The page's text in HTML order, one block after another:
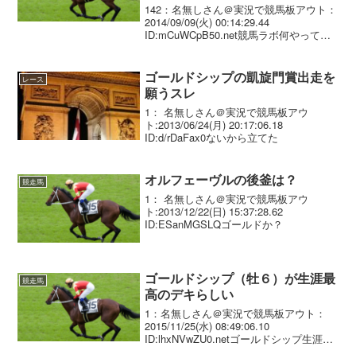
142：名無しさん＠実況で競馬板アウト：
2014/09/09(火) 00:14:29.44
ID:mCuWCpB50.net競馬ラボ何やってる
レース
ゴールドシップの凱旋門賞出走を
願うスレ
1： 名無しさん＠実況で競馬板アウ
ト:2013/06/24(月) 20:17:06.18
ID:d/rDaFax0ないから立てた
競走馬 オルフェーヴルの後釜は？
1： 名無しさん＠実況で競馬板アウ
ト:2013/12/22(日) 15:37:28.62
ID:ESanMGSLQゴールドか？
競走馬
ゴールドシップ（牡６）が生涯最
高のデキらしい
1：名無しさん＠実況で競馬板アウト：
2015/11/25(水) 08:49:06.10
ID:lhxNVwZU0.netゴールドシップ生涯最